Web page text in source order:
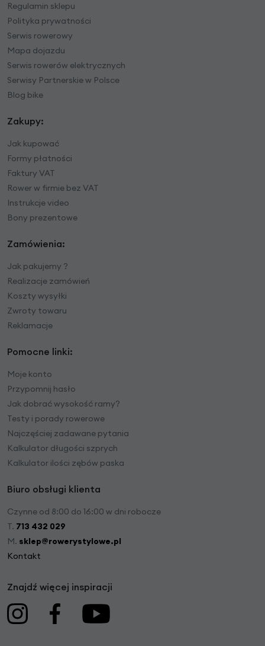
Regulamin sklepu
Polityka prywatności
Serwis rowerowy
Mapa dojazdu
Serwis rowerów elektrycznych
Serwisy Partnerskie w Polsce
Blog bike
Zakupy:
Jak kupować
Formy płatności
Faktury VAT
Rower w firmie bez VAT
Instrukcje video
Bony prezentowe
Zamówienia:
Jak pakujemy ?
Realizacje zamówień
Koszty wysyłki
Zwroty towaru
Reklamacje
Pomocne linki:
Moje konto
Przypomnij hasło
Jak dobrać wysokość ramy?
Testy i porady rowerowe
Najczęściej zadawane pytania
Kalkulator długości szprych
Kalkulator ilości zębów paska
Biuro obsługi klienta
Czynne od 8:00 do 16:00 w dni robocze
T. 713 432 029
M. sklep@rowerystylowe.pl
Kontakt
Znajdź więcej inspiracji